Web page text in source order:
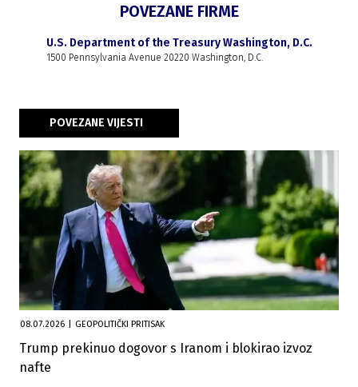
POVEZANE FIRME
U.S. Department of the Treasury Washington, D.C.
1500 Pennsylvania Avenue 20220 Washington, D.C.
POVEZANE VIJESTI
08.07.2026 GEOPOLITIČKI PRITISAK
Trump prekinuo dogovor s Iranom i blokirao izvoz
nafte